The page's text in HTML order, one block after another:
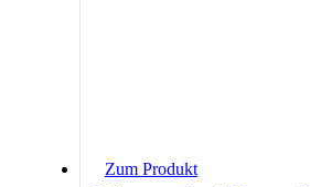
Zum Produkt